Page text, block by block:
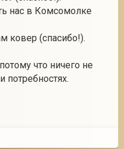
нас в Комсомолке
ковер (спасибо!).
что ничего не
потребностях.